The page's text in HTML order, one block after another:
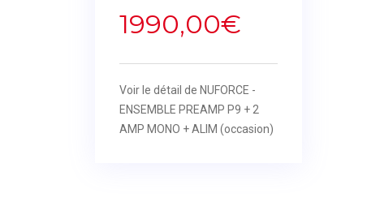
1990,00€
Voir le détail de NUFORCE -
ENSEMBLE PREAMP P9 + 2
AMP MONO + ALIM (occasion)